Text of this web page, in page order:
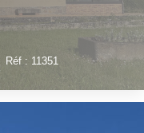
Réf : 11351